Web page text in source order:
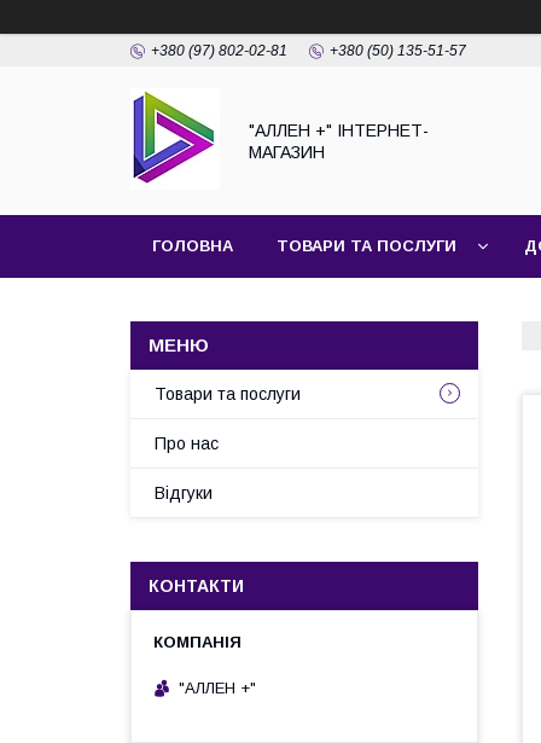
+380 (97) 802-02-81 +380 (50) 135-51-57
"АЛЛЕН +" ІНТЕРНЕТ-
МАГАЗИН
ГОЛОВНА ТОВАРИ ТА ПОСЛУГИ
Товари та послуги
Про нас
Відгуки
КОНТАКТИ
"АЛЛЕН +"